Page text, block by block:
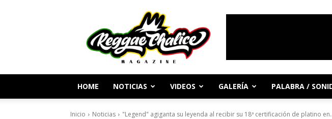
Periodismo
y
Cultura
Reggae
HOME NOTICIAS VIDEOS GALERÍA PALABRA /
Inicio Noticias "Legend" agiganta su leyenda al recibir su 18ª certificación de platino